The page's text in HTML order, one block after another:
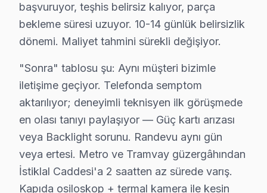
Şehit Muhtar Techwood Servis
Şehit Muhtar'deki Techwood TV sahiplerinin yüzde
Beyoğlu Techwood Servis →
Taksim Techwood Servis
Techwood TV HDMI port arızası Taksim adresine gelen
Taksim Techwood Anakart Tamiri →
Tarlabaşı Techwood Servis
Beyoğlu'da Tarlabaşı mahallesi Techwood TV servisi için
Tarlabaşı Techwood Açılmıyor Arıza →
başvuruyor, teşhis belirsiz kalıyor, parça
bekleme süresi uzuyor. 10-14 günlük belirsizlik
dönemi. Maliyet tahmini sürekli değişiyor.
"Sonra" tablosu şu: Aynı müşteri bizimle
iletişime geçiyor. Telefonda semptom
aktarılıyor; deneyimli teknisyen ilk görüşmede
en olası tanıyı paylaşıyor — Güç kartı arızası
veya Backlight sorunu. Randevu aynı gün
veya ertesi. Metro ve Tramvay güzergâhından
İstiklal Caddesi'a 2 saatten az sürede varış.
Kapıda osiloskop + termal kamera ile kesin